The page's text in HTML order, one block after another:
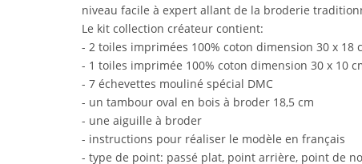
niveau facile à expert allant de la broderie
Le kit collection créateur contient:
- 2 toiles imprimées 100% coton dimension 30 x 18
- 1 toiles imprimée 100% coton dimension 30 x 10
- 7 échevettes mouliné spécial DMC
- un tambour oval en bois à broder 18,5 cm
- une aiguille à broder
- instructions pour réaliser le modèle en français
- type de point: passé plat, point arrière, point de